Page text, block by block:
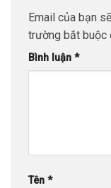
Email của bạn
trường bắt buộc
Bình luận *
Tên *